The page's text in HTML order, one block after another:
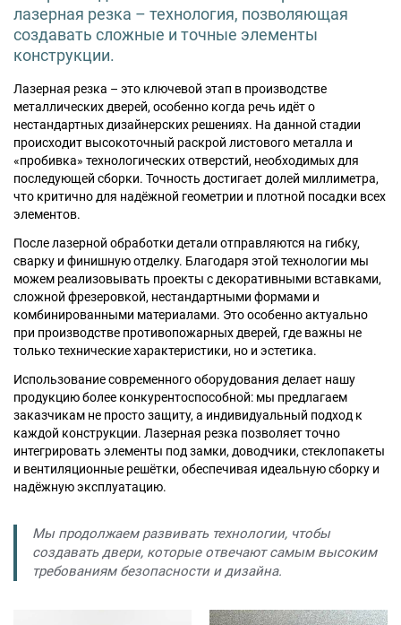
О компании
Новости
Контакты
Москва
Доставка по России
Работаем без выходных:c 9:00 до 21:00
cейчас работаем
+7 (495) 646-04-78
8 (800) 444-24-85
ПОИСК:
ПРЕМИАЛЬНЫЕ ДВЕРИ, pdf (2,8 МБ)
лазерная резка – технология, позволяющая
создавать сложные и точные элементы
конструкции.
Лазерная резка – это ключевой этап в производстве
металлических дверей, особенно когда речь идёт о
нестандартных дизайнерских решениях. На данной стадии
происходит высокоточный раскрой листового металла и
«пробивка» технологических отверстий, необходимых для
последующей сборки. Точность достигает долей миллиметра,
что критично для надёжной геометрии и плотной посадки всех
элементов.
После лазерной обработки детали отправляются на гибку,
сварку и финишную отделку. Благодаря этой технологии мы
можем реализовывать проекты с декоративными вставками,
сложной фрезеровкой, нестандартными формами и
комбинированными материалами. Это особенно актуально
при производстве противопожарных дверей, где важны не
только технические характеристики, но и эстетика.
Использование современного оборудования делает нашу
продукцию более конкурентоспособной: мы предлагаем
заказчикам не просто защиту, а индивидуальный подход к
каждой конструкции. Лазерная резка позволяет точно
интегрировать элементы под замки, доводчики, стеклопакеты
и вентиляционные решётки, обеспечивая идеальную сборку и
надёжную эксплуатацию.
Мы продолжаем развивать технологии, чтобы
создавать двери, которые отвечают самым высоким
требованиям безопасности и дизайна.